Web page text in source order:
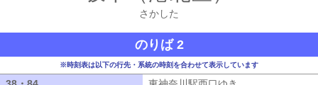
さかした
のりば 2
※時刻表は以下の行先・系統の時刻を合わせて表示しています